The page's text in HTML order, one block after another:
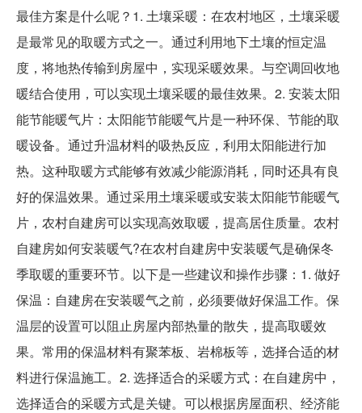
最佳方案是什么呢？1. 土壤采暖：在农村地区，土壤采暖
是最常见的取暖方式之一。通过利用地下土壤的恒定温
度，将地热传输到房屋中，实现采暖效果。与空调回收地
暖结合使用，可以实现土壤采暖的最佳效果。2. 安装太阳
能节能暖气片：太阳能节能暖气片是一种环保、节能的取
暖设备。通过升温材料的吸热反应，利用太阳能进行加
热。这种取暖方式能够有效减少能源消耗，同时还具有良
好的保温效果。通过采用土壤采暖或安装太阳能节能暖气
片，农村自建房可以实现高效取暖，提高居住质量。农村
自建房如何安装暖气?在农村自建房中安装暖气是确保冬
季取暖的重要环节。以下是一些建议和操作步骤：1. 做好
保温：自建房在安装暖气之前，必须要做好保温工作。保
温层的设置可以阻止房屋内部热量的散失，提高取暖效
果。常用的保温材料有聚苯板、岩棉板等，选择合适的材
料进行保温施工。2. 选择适合的采暖方式：在自建房中，
选择适合的采暖方式是关键。可以根据房屋面积、经济能